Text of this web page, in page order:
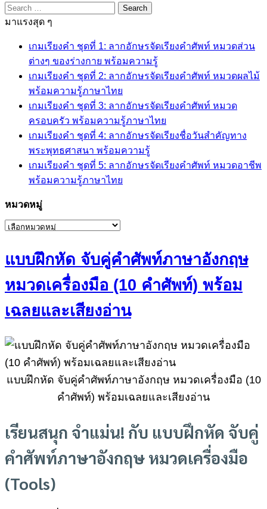
Search
for:
มาแรงสุด ๆ
เกมเรียงคำ ชุดที่ 1: ลากอักษรจัดเรียงคำศัพท์ หมวดส่วน
ต่างๆ ของร่างกาย พร้อมความรู้
เกมเรียงคำ ชุดที่ 2: ลากอักษรจัดเรียงคำศัพท์ หมวดผลไม้
พร้อมความรู้ภาษาไทย
เกมเรียงคำ ชุดที่ 3: ลากอักษรจัดเรียงคำศัพท์ หมวด
ครอบครัว พร้อมความรู้ภาษาไทย
เกมเรียงคำ ชุดที่ 4: ลากอักษรจัดเรียงชื่อวันสำคัญทาง
พระพุทธศาสนา พร้อมความรู้
เกมเรียงคำ ชุดที่ 5: ลากอักษรจัดเรียงคำศัพท์ หมวดอาชีพ
พร้อมความรู้ภาษาไทย
หมวดหมู่
หมวด
แบบฝึกหัด จับคู่คำศัพท์ภาษาอังกฤษ
หมวดเครื่องมือ (10 คำศัพท์) พร้อม
เฉลยและเสียงอ่าน
แบบฝึกหัด จับคู่คำศัพท์ภาษาอังกฤษ หมวดเครื่องมือ (10
คำศัพท์) พร้อมเฉลยและเสียงอ่าน
เรียนสนุก จำแม่น! กับ แบบฝึกหัด จับคู่
คำศัพท์ภาษาอังกฤษ หมวดเครื่องมือ
(Tools)